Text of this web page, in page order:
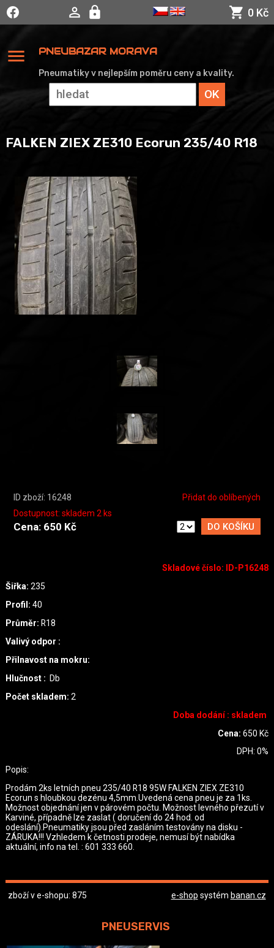
0 Kč
menu PNEUBAZAR MORAVA
Pneumatiky v nejlepším poměru ceny a kvality.
FALKEN ZIEX ZE310 Ecorun 235/40 R18
Skladové číslo:
ID-P16248
Šiřka: 235
Profil: 40
Průměr: R18
Valivý odpor :
Přilnavost na mokru:
Hlučnost : Db
Počet skladem: 2
Doba dodání : skladem
Cena: 650 Kč
DPH:0%
Popis:
Prodám 2ks letních pneu 235/40 R18 95W FALKEN ZIEX ZE310
Ecorun s hloubkou dezénu 4,5mm.Uvedená cena pneu je za 1ks.
Možnost objednání jen v párovém počtu. Možnost levného přezutí v
Karviné, případně lze zaslat ( doručení do 24 hod. od
odeslání).Pneumatiky jsou před zasláním testovány na disku -
ZÁRUKA!!! Vzhledem k četnosti prodeje, nemusí být nabídka
aktuální, info na tel. : 601 333 660.
ID zboží: 16248
Přidat do oblíbených
Dostupnost: skladem 2 ks
Cena: 650 Kč DO KOŠÍKU
zboží v e-shopu: 875 e-shop systém banan.cz
PNEUSERVIS